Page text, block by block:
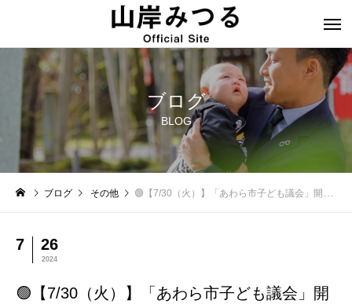
ブログ
BLOG
ブログ その他 🟢【7/30（火）】「あわら市子ども議会」開催🟢
7 26
2024
🟢【7/30（火）】「あわら市子ども議会」開